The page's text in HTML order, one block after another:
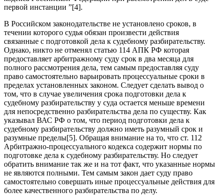
первой инстанции ”[4].
В Российском законодательстве не установлено сроков, в
течении которого судья обязан произвести действия
связанные с подготовкой дела к судебному разбирательству.
Однако, никто не отменял статью 114 АПК РФ которая
предоставляет арбитражному суду срок в два месяца для
полного рассмотрения дела, тем самым предоставляя суду
право самостоятельно варьировать процессуальные сроки в
пределах установленных законом. Следует сделать вывод о
том, что в случае увеличения срока подготовки дела к
судебному разбирательству у суда остается меньше времени
для непосредственно разбирательства дела по существу. Как
указывал ВАС РФ о том, что период подготовки дела к
судебному разбирательству должно иметь разумный срок и
разумные пределы[5]. Обращая внимание на то, что ст. 112
Арбитражно-процессуального кодекса содержит нормы по
подготовке дела к судебному разбирательству. Но следует
обратить внимание так же и на тот факт, что указанные нормы
не являются полными. Тем самым закон дает суду право
самостоятельно совершать иные процессуальные действия для
более качественного разбирательства по делу.